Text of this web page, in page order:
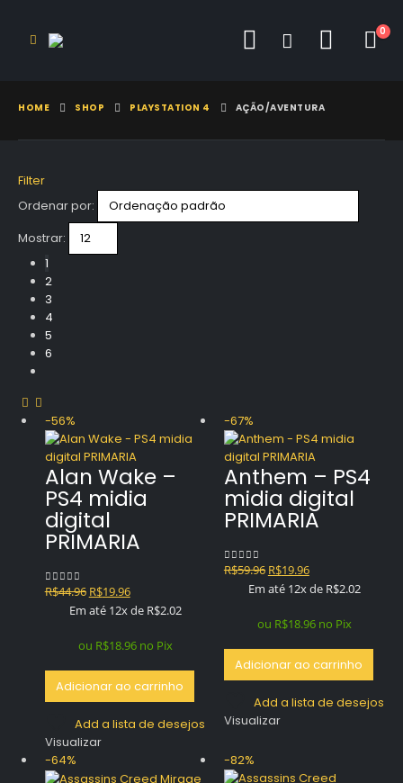
0
HOME SHOP PLAYSTATION 4 AÇÃO/AVENTURA
Filter
Ordenar por:
Mostrar:
1
2
3
4
5
6
-56%
Alan Wake –
PS4 midia
digital
PRIMARIA
0out of 5
R$44.96 O
preço
era:
R$19.96O
preço
é:
Em até 12x de R$2.02
ou R$18.96 no Pix
Adicionar ao carrinho
Add a lista de desejos
Visualizar
-67%
Anthem – PS4
midia digital
PRIMARIA
0out of 5
R$59.96 O
preço
era:
R$19.96O
preço
é:
Em até 12x de R$2.02
ou R$18.96 no Pix
Adicionar ao carrinho
Add a lista de desejos
Visualizar
-64% -82%